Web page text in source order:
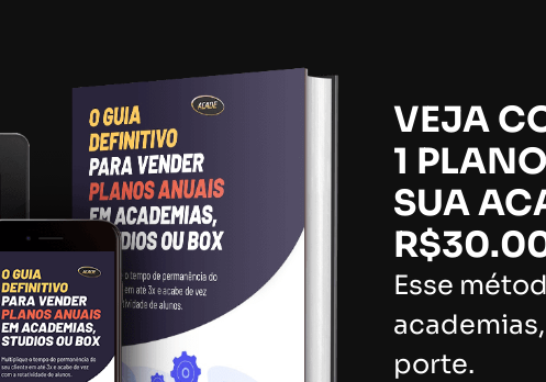
VEJA
1
SUA
Esse
porte.